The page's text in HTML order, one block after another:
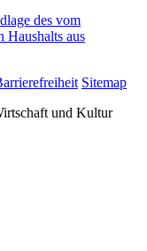
des vom
Haushalts aus
Sitemap
und Kultur